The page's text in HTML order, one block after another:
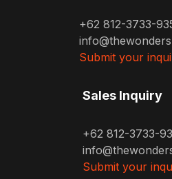
+62 812-3733-
Submit your
Sales Inquiry
+62 812-3733-
Submit your